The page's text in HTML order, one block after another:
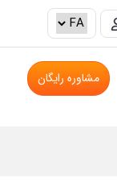
مشاوره رایگان